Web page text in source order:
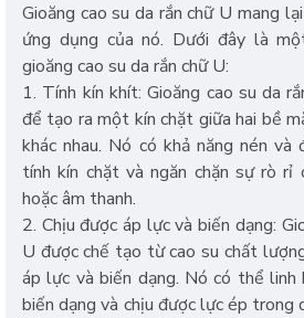
Gioăng cao su da rắn chữ U mang
ứng dụng của nó. Dưới đây là
gioăng cao su da rắn chữ U:
1. Tính kín khít: Gioăng cao su da
để tạo ra một kín chặt giữa hai bề
khác nhau. Nó có khả năng nén và
tính kín chặt và ngăn chặn sự rò rỉ
hoặc âm thanh.
2. Chịu được áp lực và biến dạng:
U được chế tạo từ cao su chất
áp lực và biến dạng. Nó có thể linh
biến dạng và chịu được lực ép trong